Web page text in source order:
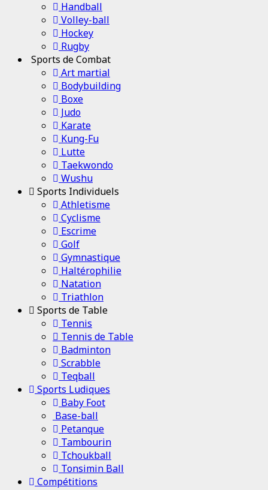
Handball
Volley-ball
Hockey
Rugby
Sports de Combat
Art martial
Bodybuilding
Boxe
Judo
Karate
Kung-Fu
Lutte
Taekwondo
Wushu
Sports Individuels
Athletisme
Cyclisme
Escrime
Golf
Gymnastique
Haltérophilie
Natation
Triathlon
Sports de Table
Tennis
Tennis de Table
Badminton
Scrabble
Teqball
Sports Ludiques
Baby Foot
Base-ball
Petanque
Tambourin
Tchoukball
Tonsimin Ball
Compétitions